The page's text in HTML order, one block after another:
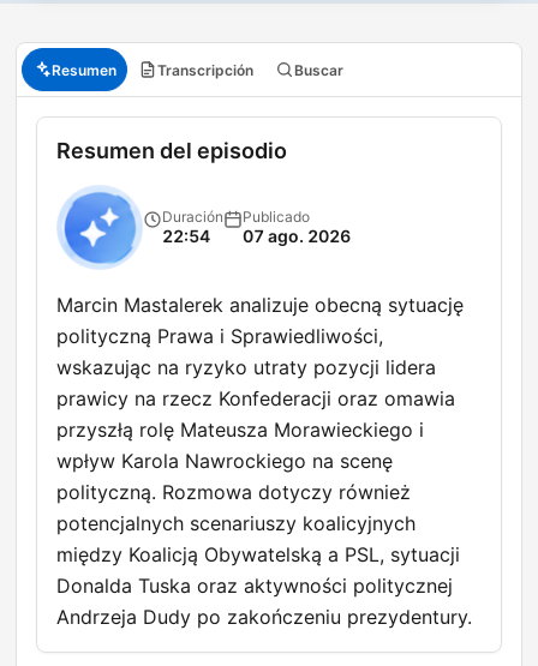
Resumen Transcripción Buscar
Resumen del episodio
Duración
22:54
Publicado
07 ago. 2026
Marcin Mastalerek analizuje obecną sytuację
polityczną Prawa i Sprawiedliwości,
wskazując na ryzyko utraty pozycji lidera
prawicy na rzecz Konfederacji oraz omawia
przyszłą rolę Mateusza Morawieckiego i
wpływ Karola Nawrockiego na scenę
polityczną. Rozmowa dotyczy również
potencjalnych scenariuszy koalicyjnych
między Koalicją Obywatelską a PSL, sytuacji
Donalda Tuska oraz aktywności politycznej
Andrzeja Dudy po zakończeniu prezydentury.